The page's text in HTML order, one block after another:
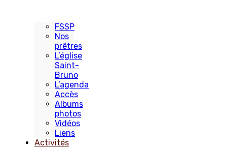
FSSP
Nos
prêtres
L’église
Saint-
Bruno
L’agenda
Accès
Albums
photos
Vidéos
Liens
Activités